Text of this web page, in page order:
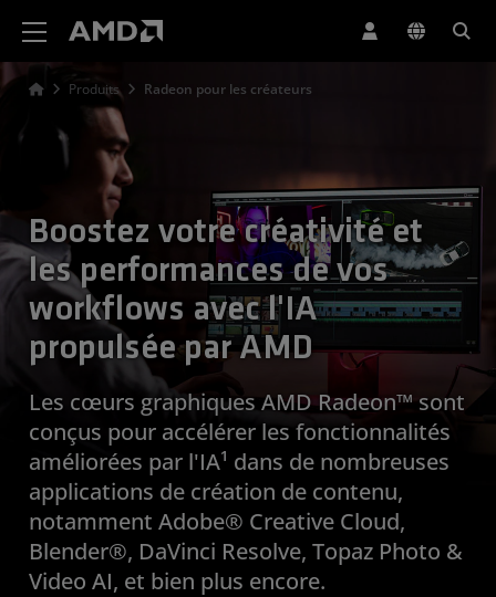
Produits Radeon pour les créateurs
Boostez votre créativité et
les performances de vos
workflows avec l'IA
propulsée par AMD
Les cœurs graphiques AMD Radeon™ sont
conçus pour accélérer les fonctionnalités
améliorées par l'IA¹ dans de nombreuses
applications de création de contenu,
notamment Adobe® Creative Cloud,
Blender®, DaVinci Resolve, Topaz Photo &
Video AI, et bien plus encore.